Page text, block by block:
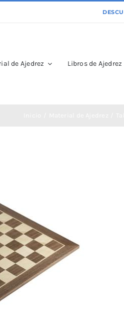
de Ajedrez Libros de Ajedrez